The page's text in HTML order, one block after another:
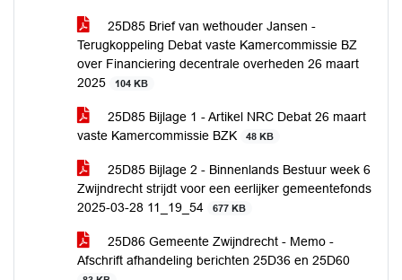
25D85 Brief van wethouder Jansen -
Terugkoppeling Debat vaste Kamercommissie BZ
over Financiering decentrale overheden 26 maart
2025
104 KB
25D85 Bijlage 1 - Artikel NRC Debat 26 maart
vaste Kamercommissie BZK
48 KB
25D85 Bijlage 2 - Binnenlands Bestuur week 6
Zwijndrecht strijdt voor een eerlijker gemeentefonds
2025-03-28 11_19_54
677 KB
25D86 Gemeente Zwijndrecht - Memo -
Afschrift afhandeling berichten 25D36 en 25D60